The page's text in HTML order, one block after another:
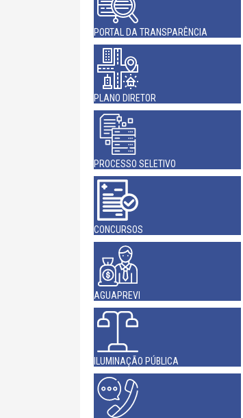
PORTAL DA TRANSPARÊNCIA
PLANO DIRETOR
PROCESSO SELETIVO
CONCURSOS
AGUAPREVI
ILUMINAÇÃO PÚBLICA